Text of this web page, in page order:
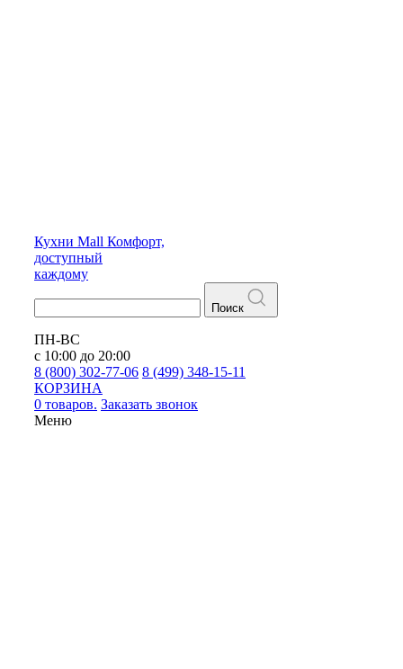
Кухни Mall Комфорт,
доступный
каждому
Поиск
ПН-ВС
с 10:00 до 20:00
8 (800) 302-77-06 8 (499) 348-15-11
КОРЗИНА
0 товаров. Заказать звонок
Меню